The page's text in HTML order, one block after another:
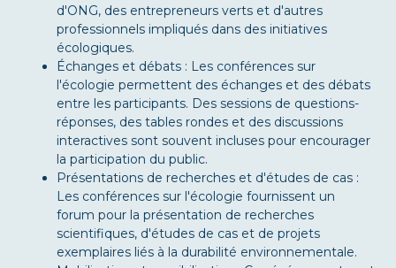
d'ONG, des entrepreneurs verts et d'autres
professionnels impliqués dans des initiatives
écologiques.
Échanges et débats : Les conférences sur
l'écologie permettent des échanges et des débats
entre les participants. Des sessions de questions-
réponses, des tables rondes et des discussions
interactives sont souvent incluses pour encourager
la participation du public.
Présentations de recherches et d'études de cas :
Les conférences sur l'écologie fournissent un
forum pour la présentation de recherches
scientifiques, d'études de cas et de projets
exemplaires liés à la durabilité environnementale.